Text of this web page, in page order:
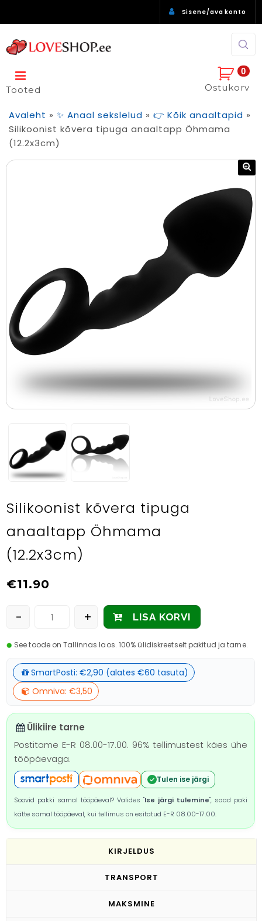
Sisene/ava konto
0
Ostukorv
Tooted
Avaleht » ✨ Anaal sekslelud » 👉 Kõik anaaltapid »
Silikoonist kõvera tipuga anaaltapp Öhmama
(12.2x3cm)
🔍
Silikoonist kõvera tipuga
anaaltapp Öhmama
(12.2x3cm)
€11.90
- + LISA KORVI
See toode on Tallinnas laos. 100% ülidiskreetselt pakitud ja tarne.
SmartPosti: €2,90 (alates €60 tasuta)
Omniva: €3,50
Ülikiire tarne
Postitame E-R 08.00-17.00. 96% tellimustest käes ühe
tööpäevaga.
Tulen ise järgi
Soovid pakki samal tööpäeval? Valides "Ise järgi tulemine", saad paki
kätte samal tööpäeval, kui tellimus on esitatud E-R 08.00-17.00.
KIRJELDUS
TRANSPORT
MAKSMINE